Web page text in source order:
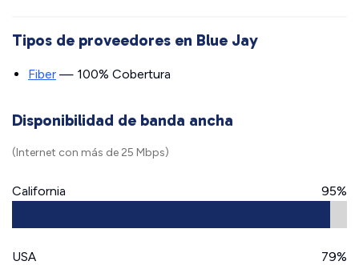
Tipos de proveedores en Blue Jay
Fiber — 100% Cobertura
Disponibilidad de banda ancha
(Internet con más de 25 Mbps)
California 95%
USA 79%